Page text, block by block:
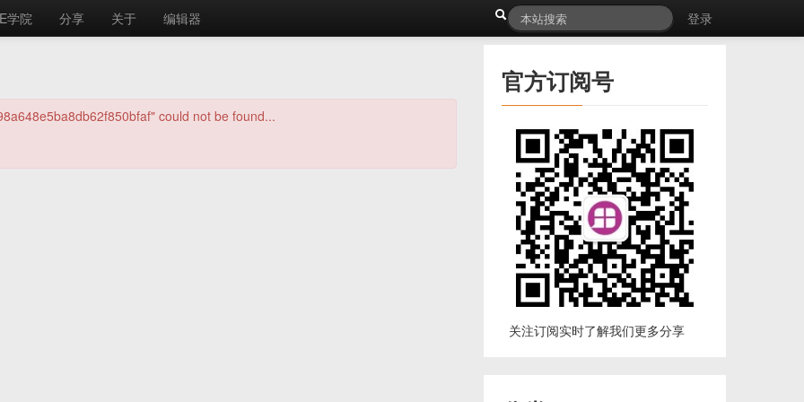
学院 分享 关于 编辑器 登录
could not be found...
官方订阅号
关注订阅实时了解我们更多分享